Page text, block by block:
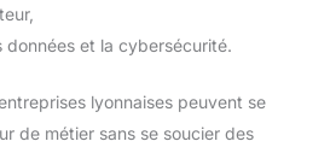
données et la cybersécurité.
lyonnaises peuvent se
de métier sans se soucier des